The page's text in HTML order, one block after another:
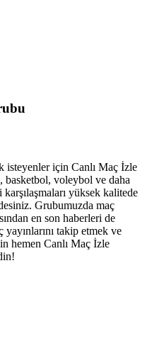
isteyenler için Canlı Maç İzle
basketbol, voleybol ve daha
yüksek kalitede
Grubumuzda maç
en son haberleri de
takip etmek ve
hemen Canlı Maç İzle